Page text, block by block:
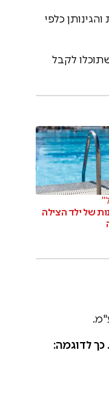
כלפי
לקבל
של ילד הצילה
לדוגמה: